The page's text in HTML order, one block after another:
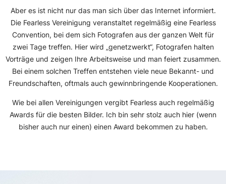
Aber es ist nicht nur das man sich über das Internet informiert.
Die Fearless Vereinigung veranstaltet regelmäßig eine Fearless
Convention, bei dem sich Fotografen aus der ganzen Welt für
zwei Tage treffen. Hier wird „genetzwerkt“, Fotografen halten
Vorträge und zeigen Ihre Arbeitsweise und man feiert zusammen.
Bei einem solchen Treffen entstehen viele neue Bekannt- und
Freundschaften, oftmals auch gewinnbringende Kooperationen.
Wie bei allen Vereinigungen vergibt Fearless auch regelmäßig
Awards für die besten Bilder. Ich bin sehr stolz auch hier (wenn
bisher auch nur einen) einen Award bekommen zu haben.